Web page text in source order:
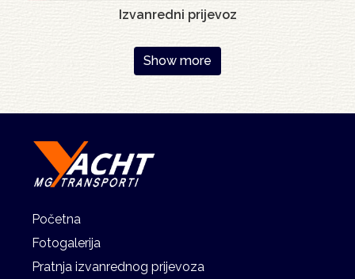
Izvanredni prijevoz
Show more
Početna
Fotogalerija
Pratnja izvanrednog prijevoza